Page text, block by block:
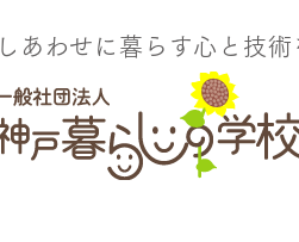
しあわせに暮らす​心と技